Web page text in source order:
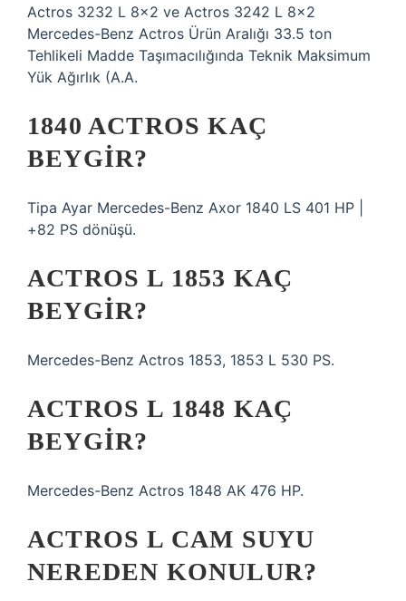
Actros 3232 L 8×2 ve Actros 3242 L 8×2
Mercedes-Benz Actros Ürün Aralığı 33.5 ton
Tehlikeli Madde Taşımacılığında Teknik Maksimum
Yük Ağırlık (A.A.
1840 ACTROS KAÇ
BEYGIR?
Tipa Ayar Mercedes-Benz Axor 1840 LS 401 HP |
+82 PS dönüşü.
ACTROS L 1853 KAÇ
BEYGIR?
Mercedes-Benz Actros 1853, 1853 L 530 PS.
ACTROS L 1848 KAÇ
BEYGIR?
Mercedes-Benz Actros 1848 AK 476 HP.
ACTROS L CAM SUYU
NEREDEN KONULUR?